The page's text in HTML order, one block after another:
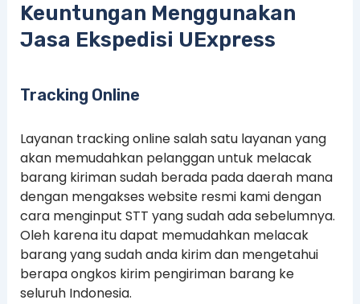
Keuntungan Menggunakan
Jasa Ekspedisi UExpress
Tracking Online
Layanan tracking online salah satu layanan yang
akan memudahkan pelanggan untuk melacak
barang kiriman sudah berada pada daerah mana
dengan mengakses website resmi kami dengan
cara menginput STT yang sudah ada sebelumnya.
Oleh karena itu dapat memudahkan melacak
barang yang sudah anda kirim dan mengetahui
berapa ongkos kirim pengiriman barang ke
seluruh Indonesia.